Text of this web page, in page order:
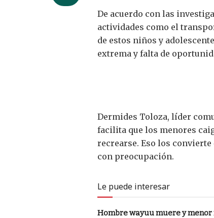
De acuerdo con las
actividades como el
de estos niños y
extrema y falta de
Dermides Toloza, líder
facilita que los menores
recrearse. Eso los
con preocupación.
Le puede interesar
Hombre wayuu muere y